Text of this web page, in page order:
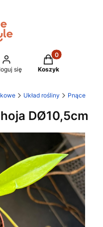
się
Produkty w
Koszyk
Układ rośliny Pnące
DØ10,5cm